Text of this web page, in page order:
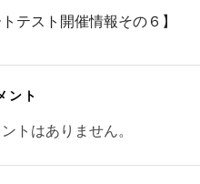
トテスト開催情報その６】
ント
トはありません。